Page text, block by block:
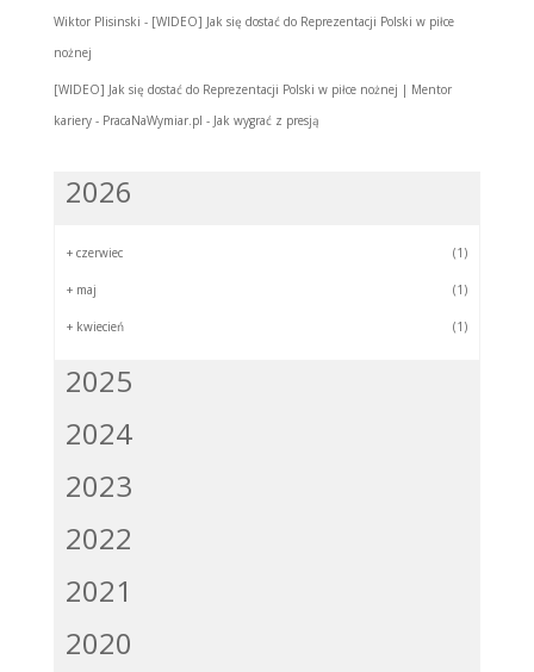
Wiktor Plisinski - [WIDEO] Jak się dostać do Reprezentacji Polski w piłce
nożnej
[WIDEO] Jak się dostać do Reprezentacji Polski w piłce nożnej | Mentor
kariery - PracaNaWymiar.pl - Jak wygrać z presją
2026
+ czerwiec (1)
+ maj (1)
+ kwiecień (1)
2025
2024
2023
2022
2021
2020